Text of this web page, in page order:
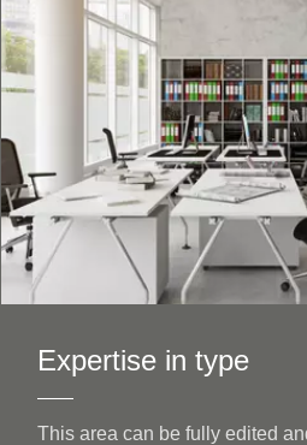
Expertise in type
This area can be fully edited